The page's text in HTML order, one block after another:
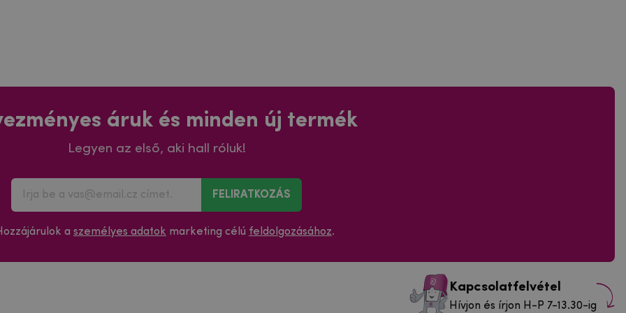
áruk és minden új termék
Legyen az első, aki hall róluk!
FELIRATKOZÁS
a személyes adatok marketing célú feldolgozásához.
Kapcsolatfelvétel
Hívjon és írjon H-P 7-13.30-ig